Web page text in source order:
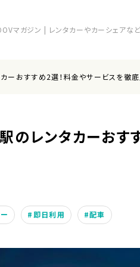
マガジン | レンタカーやカーシェアな
ーおすすめ2選！料金やサービスを徹
のレンタカーおす
即日利用 配車